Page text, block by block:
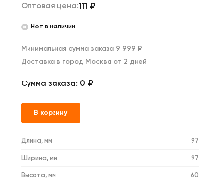
Оптовая цена:111 ₽
Нет в наличии
Минимальная сумма заказа 9 999 ₽
Доставка в город Москва от 2 дней
Сумма заказа: 0 ₽
В корзину
Длина, мм 97
Ширина, мм 97
Высота, мм 60